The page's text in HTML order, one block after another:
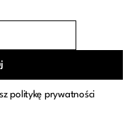
politykę prywatności